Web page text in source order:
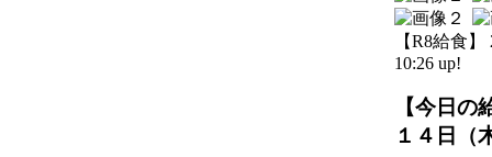
【R8給食】
10:26 up!
【今日の
１４日（